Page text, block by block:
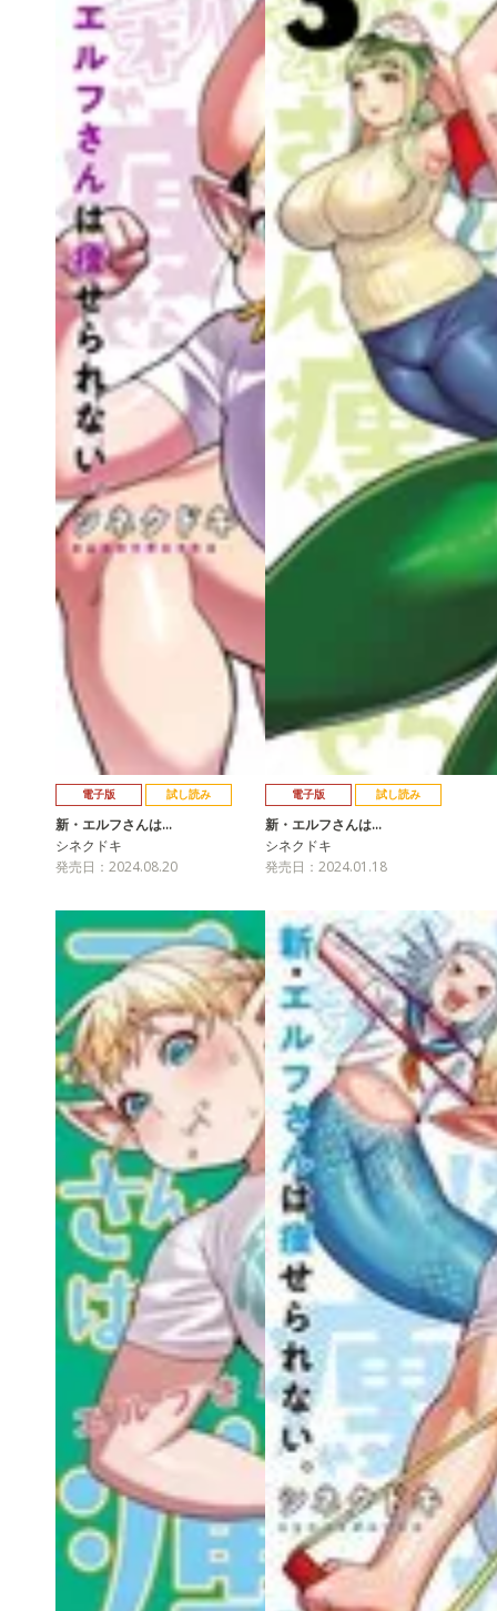
電子版 試し読み
新・エルフさんは…
シネクドキ
発売日：2024.08.20
電子版 試し読み
新・エルフさんは…
シネクドキ
発売日：2024.01.18